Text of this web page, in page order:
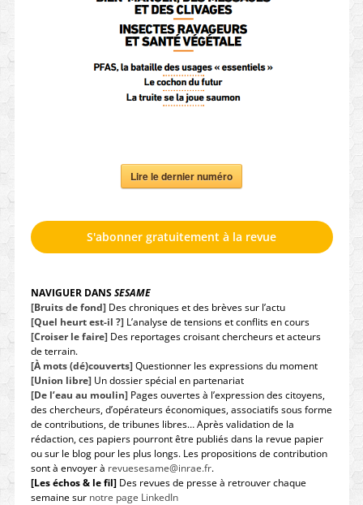
Lire le dernier numéro
S'abonner gratuitement à la revue
NAVIGUER DANSSESAME
[Bruits de fond]Des chroniques et des brèves sur l’actu
[Quel heurt est-il ?]L’analyse de tensions et conflits en cours
[Croiser le faire]Des reportages croisant chercheurs et acteurs
de terrain.
[À mots (dé)couverts]Questionner les expressions du moment
[Union libre]Un dossier spécial en partenariat
[De l’eau au moulin]Pages ouvertes à l’expression des citoyens,
des chercheurs, d’opérateurs économiques, associatifs sous forme
de contributions, de tribunes libres… Après validation de la
rédaction, ces papiers pourront être publiés dans la revue papier
ou sur le blog pour les plus longs. Les propositions de contribution
sont à envoyer à revuesesame@inrae.fr.
[Les échos & le fil]Des revues de presse à retrouver chaque
semaine sur notre page LinkedIn